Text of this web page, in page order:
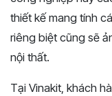
thiết kế mang tính
riêng biệt cũng sẽ
nội thất.
Tại Vinakit, khách